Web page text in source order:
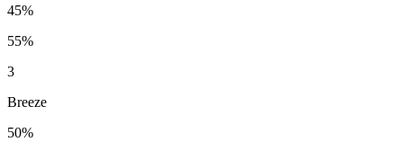
45%
55%
3
Breeze
50%